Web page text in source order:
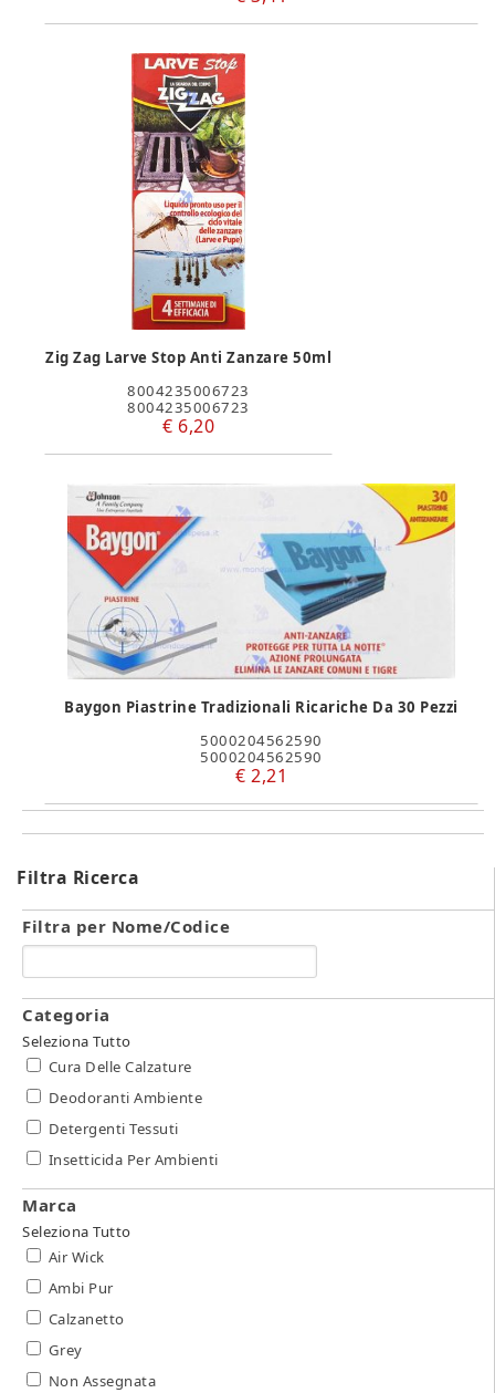
Zig Zag Larve Stop Anti Zanzare 50ml
8004235006723
8004235006723
€ 6,20
Baygon Piastrine Tradizionali Ricariche Da 30 Pezzi
5000204562590
5000204562590
€ 2,21
Filtra Ricerca
Filtra per Nome/Codice
Categoria
Seleziona Tutto
Cura Delle Calzature
Deodoranti Ambiente
Detergenti Tessuti
Insetticida Per Ambienti
Marca
Seleziona Tutto
Air Wick
Ambi Pur
Calzanetto
Grey
Non Assegnata